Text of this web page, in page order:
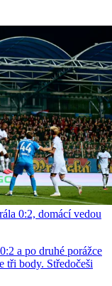
0:2, domácí vedou
a po druhé porážce
tři body. Středočeši